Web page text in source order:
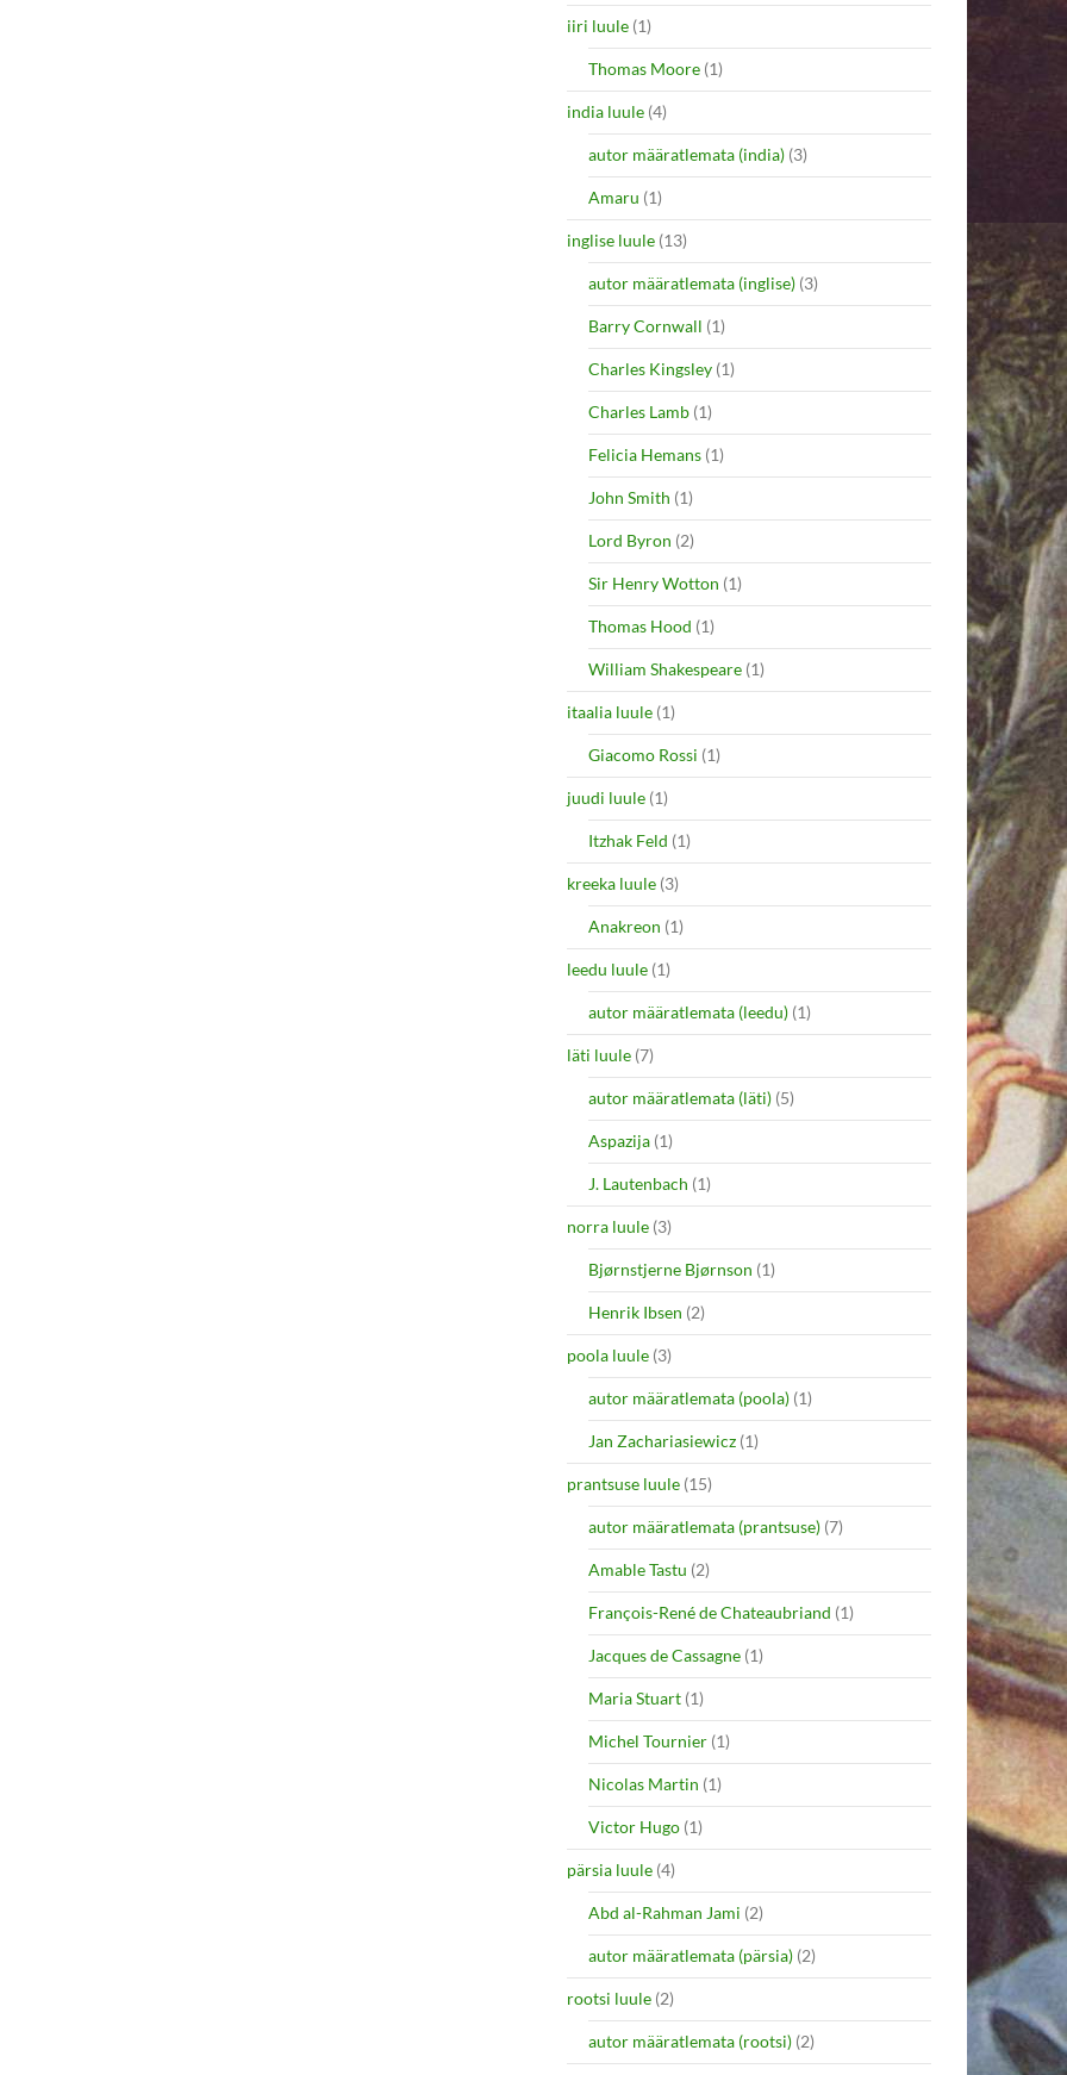
iiri luule (1)
Thomas Moore (1)
india luule (4)
autor määratlemata (india) (3)
Amaru (1)
inglise luule (13)
autor määratlemata (inglise) (3)
Barry Cornwall (1)
Charles Kingsley (1)
Charles Lamb (1)
Felicia Hemans (1)
John Smith (1)
Lord Byron (2)
Sir Henry Wotton (1)
Thomas Hood (1)
William Shakespeare (1)
itaalia luule (1)
Giacomo Rossi (1)
juudi luule (1)
Itzhak Feld (1)
kreeka luule (3)
Anakreon (1)
leedu luule (1)
autor määratlemata (leedu) (1)
läti luule (7)
autor määratlemata (läti) (5)
Aspazija (1)
J. Lautenbach (1)
norra luule (3)
Bjørnstjerne Bjørnson (1)
Henrik Ibsen (2)
poola luule (3)
autor määratlemata (poola) (1)
Jan Zachariasiewicz (1)
prantsuse luule (15)
autor määratlemata (prantsuse) (7)
Amable Tastu (2)
François-René de Chateaubriand (1)
Jacques de Cassagne (1)
Maria Stuart (1)
Michel Tournier (1)
Nicolas Martin (1)
Victor Hugo (1)
pärsia luule (4)
Abd al-Rahman Jami (2)
autor määratlemata (pärsia) (2)
rootsi luule (2)
autor määratlemata (rootsi) (2)